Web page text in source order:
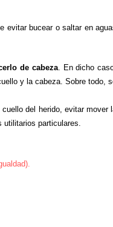
evitar bucear o saltar en
de cabeza. En dicho
y la cabeza. Sobre todo,
del herido, evitar mover
utilitarios particulares.
).